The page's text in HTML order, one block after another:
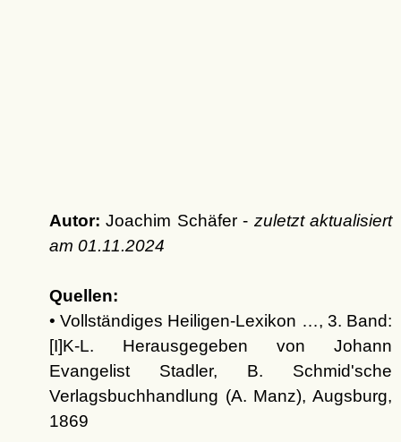
Autor: Joachim Schäfer - zuletzt aktualisiert
am 01.11.2024
Quellen:
• Vollständiges Heiligen-Lexikon …, 3. Band:
[I]K-L. Herausgegeben von Johann
Evangelist Stadler, B. Schmid'sche
Verlagsbuchhandlung (A. Manz), Augsburg,
1869